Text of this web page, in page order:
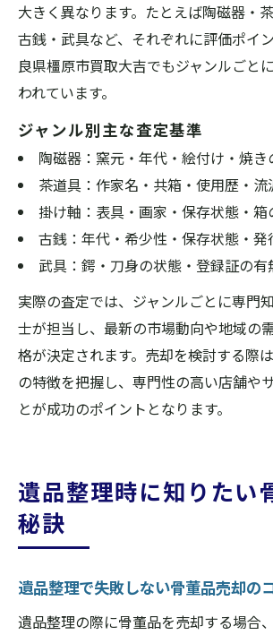
大きく異なります。たとえば陶磁器・
古銭・武具など、それぞれに評価ポイ
良県橿原市買取大吉でもジャンルごと
われています。
ジャンル別主な査定基準
陶磁器：窯元・年代・絵付け・焼き
茶道具：作家名・共箱・使用歴・流
掛け軸：表具・画家・保存状態・箱
古銭：年代・希少性・保存状態・発
武具：鍔・刀身の状態・登録証の有
実際の査定では、ジャンルごとに専門
士が担当し、最新の市場動向や地域の
格が決定されます。売却を検討する際
の特徴を把握し、専門性の高い店舗や
とが成功のポイントとなります。
遺品整理時に知りたい
秘訣
遺品整理で失敗しない骨董品売却の
遺品整理の際に骨董品を売却する場合